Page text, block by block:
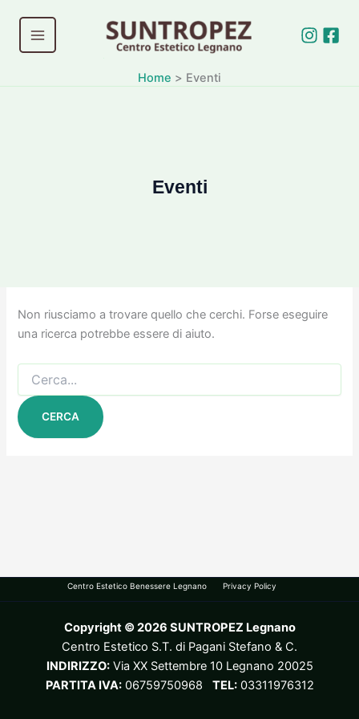
contenuto
Home Eventi
Eventi
Non riusciamo a trovare quello che cerchi. Forse eseguire
una ricerca potrebbe essere di aiuto.
Centro Estetico Benessere Legnano Privacy Policy
Copyright © 2026 SUNTROPEZ Legnano
Centro Estetico S.T. di Pagani Stefano & C.
INDIRIZZO:Via XX Settembre 10 Legnano 20025
PARTITA IVA:06759750968 TEL:03311976312